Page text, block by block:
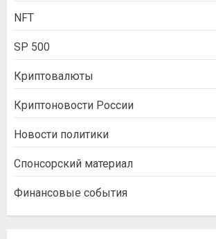
NFT
SP 500
Криптовалюты
Криптоновости России
Новости политики
Спонсорский материал
Финансовые события